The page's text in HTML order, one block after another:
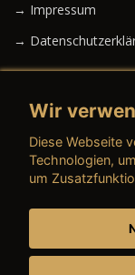
→ Impressum
→
→ AGB
Wir
Diese Webseite
Technologien,
um